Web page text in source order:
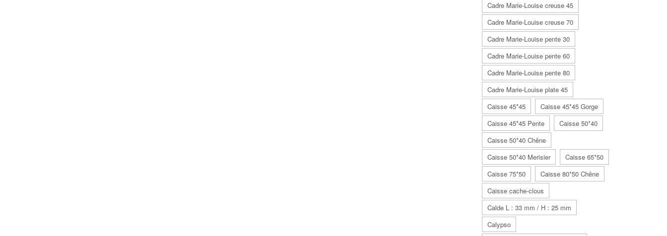
Cadre Marie-Louise creuse 45
Cadre Marie-Louise creuse 70
Cadre Marie-Louise pente 30
Cadre Marie-Louise pente 60
Cadre Marie-Louise pente 80
Cadre Marie-Louise plate 45
Caisse 45*45
Caisse 45*45 Gorge
Caisse 45*45 Pente
Caisse 50*40
Caisse 50*40 Chêne
Caisse 50*40 Merisier
Caisse 65*50
Caisse 75*50
Caisse 80*50 Chêne
Caisse cache-clous
Calde L : 33 mm / H : 25 mm
Calypso